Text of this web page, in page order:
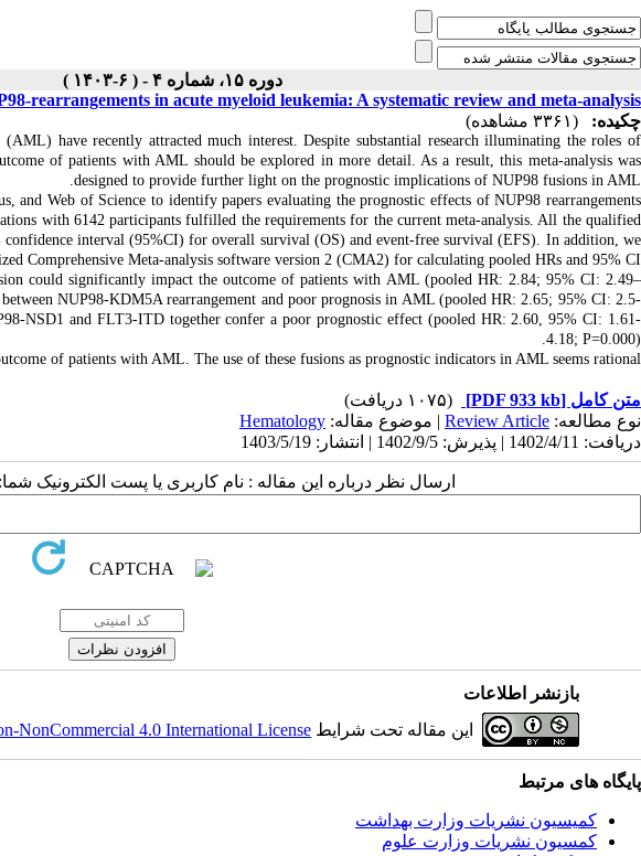
دوره ۱۵، شماره ۴ - ( ۶-۱۴۰۳ )
rearrangements in acute myeloid leukemia: A systematic review and meta-analysis
چکیده:
(۳۳۶۱ مشاهده)
have recently attracted much interest. Despite substantial research illuminating the roles of
of patients with AML should be explored in more detail. As a result, this meta-analysis was
designed to provide further light on the prognostic implications of NUP98 fusions in AML.
and Web of Science to identify papers evaluating the prognostic effects of NUP98 rearrangements
with 6142 participants fulfilled the requirements for the current meta-analysis. All the qualified
interval (95%CI) for overall survival (OS) and event-free survival (EFS). In addition, we
Comprehensive Meta-analysis software version 2 (CMA2) for calculating pooled HRs and 95% CI.
could significantly impact the outcome of patients with AML (pooled HR: 2.84; 95% CI: 2.49–
NUP98-KDM5A rearrangement and poor prognosis in AML (pooled HR: 2.65; 95% CI: 2.5-
NSD1 and FLT3-ITD together confer a poor prognostic effect (pooled HR: 2.60, 95% CI: 1.61-
4.18; P=0.000).
of patients with AML. The use of these fusions as prognostic indicators in AML seems rational.
متن کامل [PDF 933 kb]
(۱۰۷۵ دریافت)
نوع مطالعه: Review Article | موضوع مقاله: Hematology
دریافت: 1402/4/11 | پذیرش: 1402/9/5 | انتشار: 1403/5/19
ارسال نظر درباره این مقاله : نام کاربری یا پست الکترونیک شما:
بازنشر اطلاعات
این مقاله تحت شرایط NonCommercial 4.0 International License
پایگاه های مرتبط
کمیسیون نشریات وزارت بهداشت
کمسیون نشریات وزارت علوم